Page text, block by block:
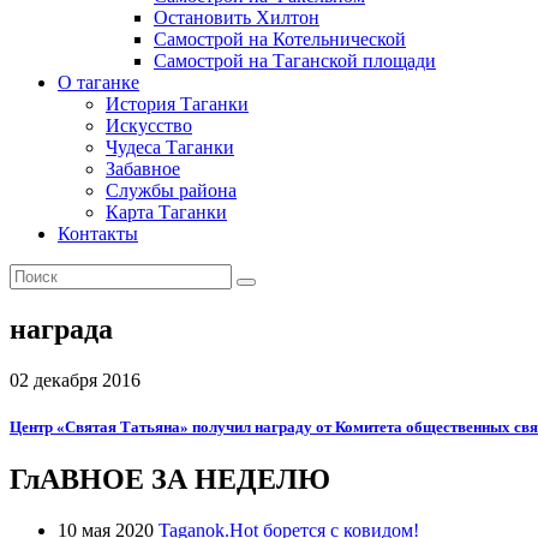
Остановить Хилтон
Самострой на Котельнической
Самострой на Таганской площади
О таганке
История Таганки
Искусство
Чудеса Таганки
Забавное
Службы района
Карта Таганки
Контакты
награда
02 декабря 2016
Центр «Святая Татьяна» получил награду от Комитета общественных
ГлАВНОЕ ЗА НЕДЕЛЮ
10 мая 2020 Taganok.Hot борется с ковидом!